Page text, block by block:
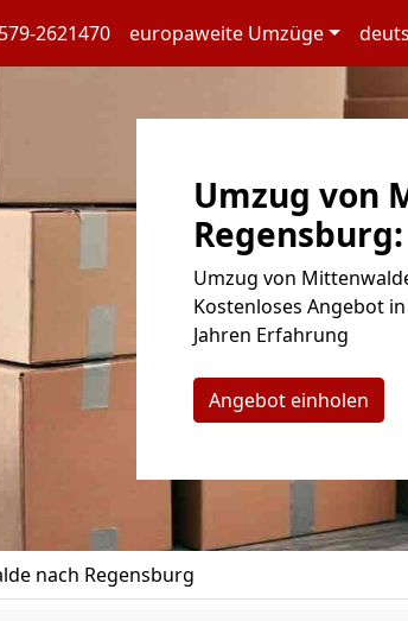
2621470 europaweite Umzüge
Umzug von
Umzug von
Kostenloses Angebot
Jahren Erfahrung
Angebot einholen
nach Regensburg